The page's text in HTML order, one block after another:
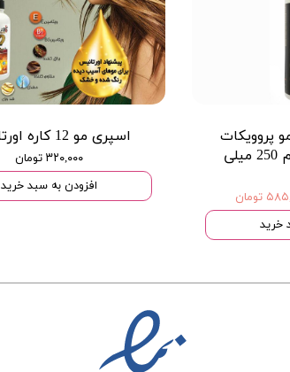
پروویکات
پروتئین شیر حجم 250 میلی
تومان
خرید
اسپری مو 12 کاره اورتانیس
۳۲۰,۰۰۰ تومان
افزودن به سبد خرید